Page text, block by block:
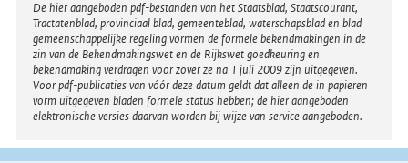
Disclaimer
De hier aangeboden pdf-bestanden van het Staatsblad, Staatscourant,
Tractatenblad, provinciaal blad, gemeenteblad, waterschapsblad en blad
gemeenschappelijke regeling vormen de formele bekendmakingen in de
zin van de Bekendmakingswet en de Rijkswet goedkeuring en
bekendmaking verdragen voor zover ze na 1 juli 2009 zijn uitgegeven.
Voor pdf-publicaties van vóór deze datum geldt dat alleen de in papieren
vorm uitgegeven bladen formele status hebben; de hier aangeboden
elektronische versies daarvan worden bij wijze van service aangeboden.